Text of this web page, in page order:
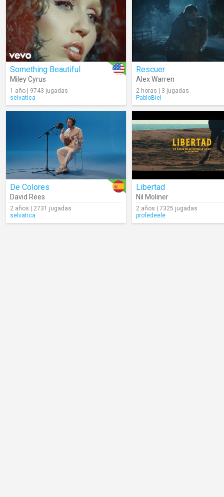
Something Beautiful
Miley Cyrus
1 año | 9743 jugadas
selvatica
Rescuer
Alex Warren
2 horas | 3 jugadas
PabloBiel
De Colores
David Rees
2 años | 2731 jugadas
selvatica
Libertad
Nil Moliner
2 años | 7325 jugadas
profedeele